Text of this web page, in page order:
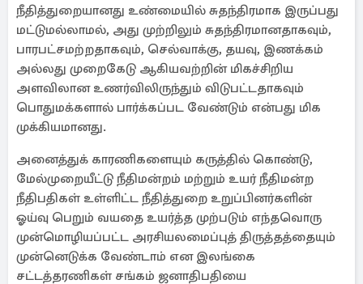
நீதித்துறையானது உண்மையில் சுதந்திரமாக இருப்பது
மட்டுமல்லாமல், அது முற்றிலும் சுதந்திரமானதாகவும்,
பாரபட்சமற்றதாகவும், செல்வாக்கு, தயவு, இணக்கம்
அல்லது முறைகேடு ஆகியவற்றின் மிகச்சிறிய
அளவிலான உணர்விலிருந்தும் விடுபட்டதாகவும்
பொதுமக்களால் பார்க்கப்பட வேண்டும் என்பது மிக
முக்கியமானது.
அனைத்துக் காரணிகளையும் கருத்தில் கொண்டு,
மேல்முறையீட்டு நீதிமன்றம் மற்றும் உயர் நீதிமன்ற
நீதிபதிகள் உள்ளிட்ட நீதித்துறை உறுப்பினர்களின்
ஓய்வு பெறும் வயதை உயர்த்த முற்படும் எந்தவொரு
முன்மொழியப்பட்ட அரசியலமைப்புத் திருத்தத்தையும்
முன்னெடுக்க வேண்டாம் என இலங்கை
சட்டத்தரணிகள் சங்கம் ஜனாதிபதியை